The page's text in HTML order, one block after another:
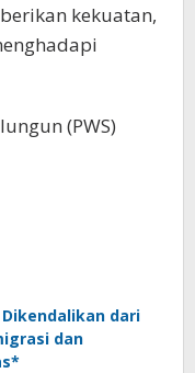
kekuatan,
(PWS)
dari
dan